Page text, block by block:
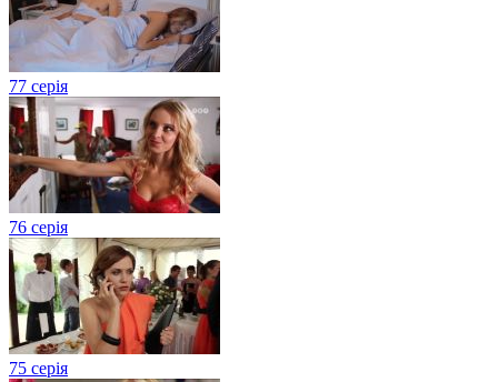
77 серія
76 серія
75 серія